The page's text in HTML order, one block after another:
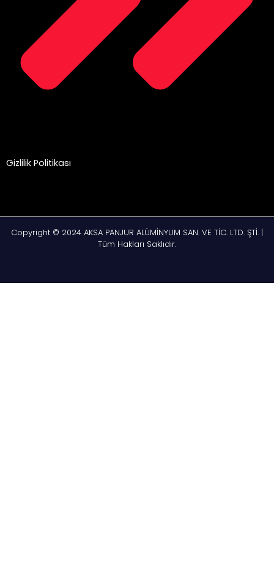
Gizlilik Politikası
Copyright © 2024 AKSA PANJUR ALÜMİNYUM SAN. VE TİC. LTD. ŞTİ. |
Tüm Hakları Saklıdır.